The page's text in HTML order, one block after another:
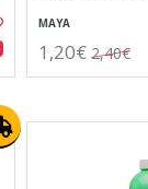
MAYA
1,20€ 2,40€